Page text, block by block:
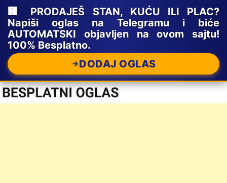
🏢 PRODAJEŠ STAN, KUĆU ILI PLAC?
Napiši oglas na Telegramu i biće
AUTOMATSKI objavljen na ovom sajtu!
100% Besplatno.
DODAJ OGLAS